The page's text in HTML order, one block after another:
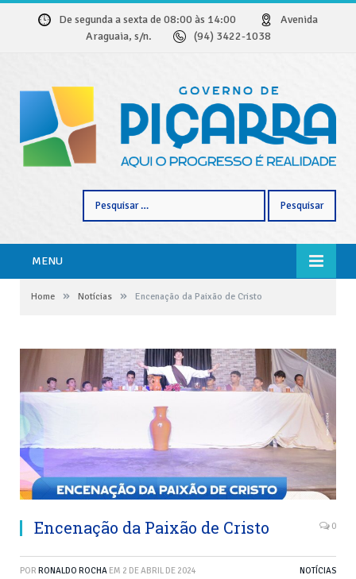
De segunda a sexta de 08:00 às 14:00
Avenida
Araguaia, s/n.
(94) 3422-1038
MENU
Home » Notícias » Encenação da Paixão de Cristo
Encenação da Paixão de Cristo 0
POR RONALDO ROCHA EM 2 DE ABRIL DE 2024 NOTÍCIAS